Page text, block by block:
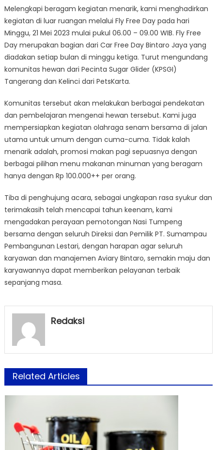
Melengkapi beragam kegiatan menarik, kami menghadirkan
kegiatan di luar ruangan melalui Fly Free Day pada hari
Minggu, 21 Mei 2023 mulai pukul 06.00 – 09.00 WIB. Fly Free
Day merupakan bagian dari Car Free Day Bintaro Jaya yang
diadakan setiap bulan di minggu ketiga. Turut mengundang
komunitas hewan dari Pecinta Sugar Glider (KPSGI)
Tangerang dan Kelinci dari PetsKarta.
Komunitas tersebut akan melakukan berbagai pendekatan
dan pembelajaran mengenai hewan tersebut. Kami juga
mempersiapkan kegiatan olahraga senam bersama di jalan
utama untuk umum dengan cuma-cuma. Tidak kalah
menarik adalah, promosi makan pagi sepuasnya dengan
berbagai pilihan menu makanan minuman yang beragam
hanya dengan Rp 100.000++ per orang.
Tiba di penghujung acara, sebagai ungkapan rasa syukur dan
terimakasih telah mencapai tahun keenam, kami
mengadakan perayaan pemotongan Nasi Tumpeng
bersama dengan seluruh Direksi dan Pemilik PT. Sumampau
Pembangunan Lestari, dengan harapan agar seluruh
karyawan dan manajemen Aviary Bintaro, semakin maju dan
karyawannya dapat memberikan pelayanan terbaik
sepanjang masa.
Redaksi
Related Articles